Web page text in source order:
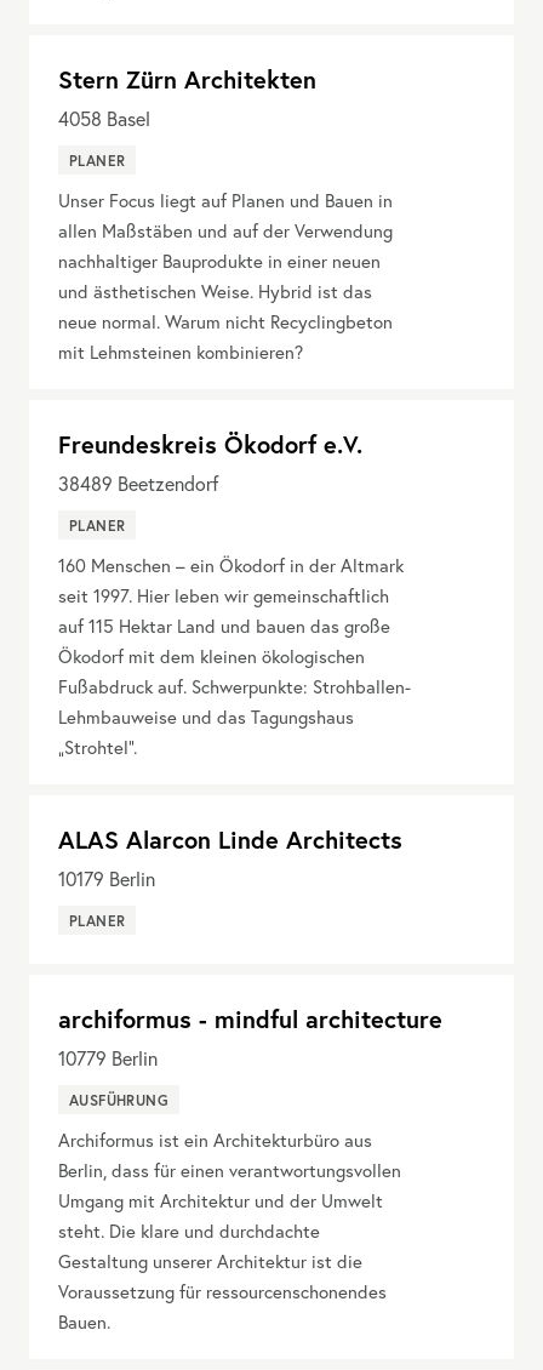
Stern Zürn Architekten
4058 Basel
PLANER
Unser Focus liegt auf Planen und Bauen in
allen Maßstäben und auf der Verwendung
nachhaltiger Bauprodukte in einer neuen
und ästhetischen Weise. Hybrid ist das
neue normal. Warum nicht Recyclingbeton
mit Lehmsteinen kombinieren?
Freundeskreis Ökodorf e.V.
38489 Beetzendorf
PLANER
160 Menschen – ein Ökodorf in der Altmark
seit 1997. Hier leben wir gemeinschaftlich
auf 115 Hektar Land und bauen das große
Ökodorf mit dem kleinen ökologischen
Fußabdruck auf. Schwerpunkte: Strohballen-
Lehmbauweise und das Tagungshaus
„Strohtel“.
ALAS Alarcon Linde Architects
10179 Berlin
PLANER
archiformus - mindful architecture
10779 Berlin
AUSFÜHRUNG
Archiformus ist ein Architekturbüro aus
Berlin, dass für einen verantwortungsvollen
Umgang mit Architektur und der Umwelt
steht. Die klare und durchdachte
Gestaltung unserer Architektur ist die
Voraussetzung für ressourcenschonendes
Bauen.